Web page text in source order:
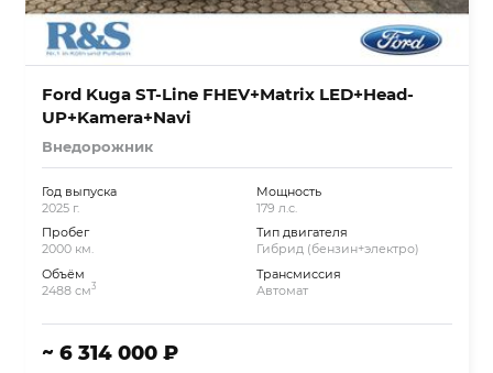
Ford Kuga ST-Line FHEV+Matrix LED+Head-
UP+Kamera+Navi
Внедорожник
Год выпуска
2025 г.
Пробег
2000 км.
Объём
2488 см3
Мощность
179 л.с.
Тип двигателя
Гибрид (бензин+электро)
Трансмиссия
Автомат
~ 6 314 000 ₽